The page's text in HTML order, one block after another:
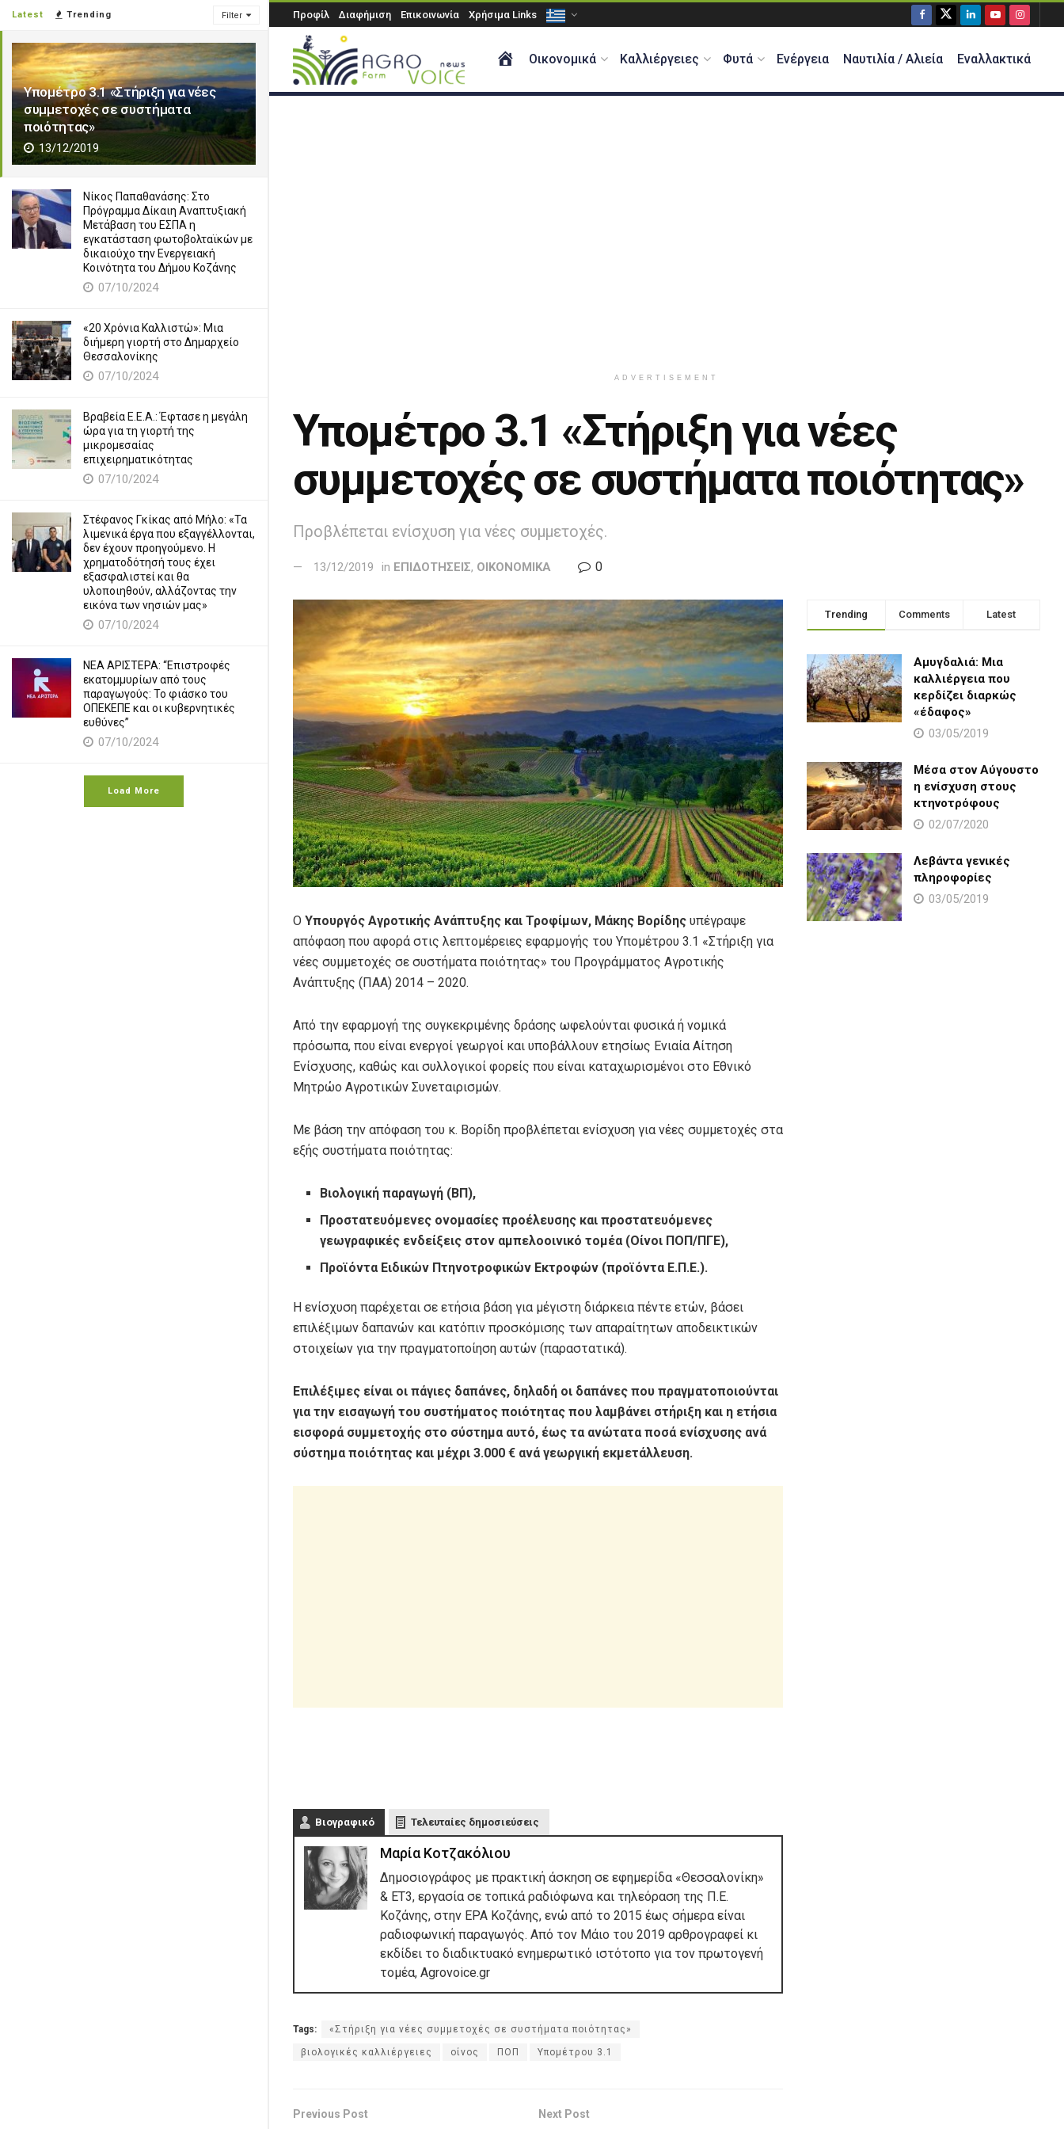
Latest Trending Filter
Υπομέτρο 3.1 «Στήριξη για νέες
συμμετοχές σε συστήματα
ποιότητας»
13/12/2019
Νίκος Παπαθανάσης: Στο
Πρόγραμμα Δίκαιη Αναπτυξιακή
Μετάβαση του ΕΣΠΑ η
εγκατάσταση φωτοβολταϊκών με
δικαιούχο την Ενεργειακή
Κοινότητα του Δήμου Κοζάνης
07/10/2024
«20 Χρόνια Καλλιστώ»: Μια
διήμερη γιορτή στο Δημαρχείο
Θεσσαλονίκης
07/10/2024
Βραβεία Ε.Ε.Α.: Έφτασε η μεγάλη
ώρα για τη γιορτή της
μικρομεσαίας
επιχειρηματικότητας
07/10/2024
Στέφανος Γκίκας από Μήλο: «Τα
λιμενικά έργα που εξαγγέλλονται,
δεν έχουν προηγούμενο. Η
χρηματοδότησή τους έχει
εξασφαλιστεί και θα
υλοποιηθούν, αλλάζοντας την
εικόνα των νησιών μας»
07/10/2024
ΝΕΑ ΑΡΙΣΤΕΡΑ: “Επιστροφές
εκατομμυρίων από τους
παραγωγούς: Το φιάσκο του
ΟΠΕΚΕΠΕ και οι κυβερνητικές
ευθύνες”
07/10/2024
Load More
Προφίλ Διαφήμιση Επικοινωνία Χρήσιμα Links
ΑΡΧΙΚΗ
Οικονομικά Καλλιέργειες Φυτά Ενέργεια Ναυτιλία / Αλιεία Εναλλακτικά
ADVERTISEMENT
Υπομέτρο 3.1 «Στήριξη για νέες
συμμετοχές σε συστήματα ποιότητας»
Προβλέπεται ενίσχυση για νέες συμμετοχές.
13/12/2019 in ΕΠΙΔΟΤΗΣΕΙΣ, ΟΙΚΟΝΟΜΙΚΑ 0
Ο Υπουργός Αγροτικής Ανάπτυξης και Τροφίμων, Μάκης Βορίδης υπέγραψε
απόφαση που αφορά στις λεπτομέρειες εφαρμογής του Υπομέτρου 3.1 «Στήριξη για
νέες συμμετοχές σε συστήματα ποιότητας» του Προγράμματος Αγροτικής
Ανάπτυξης (ΠΑΑ) 2014 – 2020.
Από την εφαρμογή της συγκεκριμένης δράσης ωφελούνται φυσικά ή νομικά
πρόσωπα, που είναι ενεργοί γεωργοί και υποβάλλουν ετησίως Ενιαία Αίτηση
Ενίσχυσης, καθώς και συλλογικοί φορείς που είναι καταχωρισμένοι στο Εθνικό
Μητρώο Αγροτικών Συνεταιρισμών.
Με βάση την απόφαση του κ. Βορίδη προβλέπεται ενίσχυση για νέες συμμετοχές στα
εξής συστήματα ποιότητας:
Βιολογική παραγωγή (ΒΠ),
Προστατευόμενες ονομασίες προέλευσης και προστατευόμενες
γεωγραφικές ενδείξεις στον αμπελοοινικό τομέα (Οίνοι ΠΟΠ/ΠΓΕ),
Προϊόντα Ειδικών Πτηνοτροφικών Εκτροφών (προϊόντα Ε.Π.Ε.).
Η ενίσχυση παρέχεται σε ετήσια βάση για μέγιστη διάρκεια πέντε ετών, βάσει
επιλέξιμων δαπανών και κατόπιν προσκόμισης των απαραίτητων αποδεικτικών
στοιχείων για την πραγματοποίηση αυτών (παραστατικά).
Επιλέξιμες είναι οι πάγιες δαπάνες, δηλαδή οι δαπάνες που πραγματοποιούνται
για την εισαγωγή του συστήματος ποιότητας που λαμβάνει στήριξη και η ετήσια
εισφορά συμμετοχής στο σύστημα αυτό, έως τα ανώτατα ποσά ενίσχυσης ανά
σύστημα ποιότητας και μέχρι 3.000 € ανά γεωργική εκμετάλλευση.
Βιογραφικό Τελευταίες δημοσιεύσεις
Μαρία Κοτζακόλιου
Δημοσιογράφος με πρακτική άσκηση σε εφημερίδα «Θεσσαλονίκη»
& ΕΤ3, εργασία σε τοπικά ραδιόφωνα και τηλεόραση της Π.Ε.
Κοζάνης, στην ΕΡΑ Κοζάνης, ενώ από το 2015 έως σήμερα είναι
ραδιοφωνική παραγωγός. Από τον Μάιο του 2019 αρθρογραφεί κι
εκδίδει το διαδικτυακό ενημερωτικό ιστότοπο για τον πρωτογενή
τομέα, Agrovoice.gr
Tags: «Στήριξη για νέες συμμετοχές σε συστήματα ποιότητας»
βιολογικές καλλιέργειες οίνος ΠΟΠ Υπομέτρου 3.1
Previous Post Next Post
Trending Comments Latest
Αμυγδαλιά: Μια
καλλιέργεια που
κερδίζει διαρκώς
«έδαφος»
03/05/2019
Μέσα στον Αύγουστο
η ενίσχυση στους
κτηνοτρόφους
02/07/2020
Λεβάντα γενικές
πληροφορίες
03/05/2019